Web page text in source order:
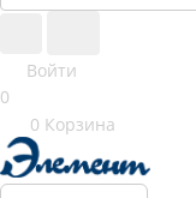
Войти
0
0 Корзина